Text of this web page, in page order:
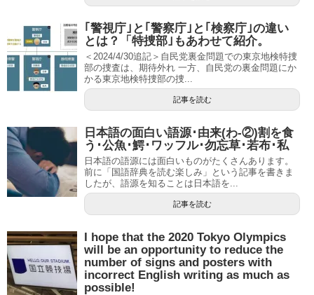
｢警視庁｣と｢警察庁｣と｢検察庁｣の違い
とは？「特捜部｣もあわせて紹介。
＜2024/4/30追記＞自民党裏金問題での東京地検特捜
部の捜査は、期待外れ 一方、自民党の裏金問題にか
かる東京地検特捜部の捜...
記事を読む
日本語の面白い語源･由来(わ-②)割を食
う･公魚･鰐･ワッフル･勿忘草･若布･私
日本語の語源には面白いものがたくさんあります。
前に「国語辞典を読む楽しみ」という記事を書きま
したが、語源を知ることは日本語を...
記事を読む
I hope that the 2020 Tokyo Olympics
will be an opportunity to reduce the
number of signs and posters with
incorrect English writing as much as
possible!